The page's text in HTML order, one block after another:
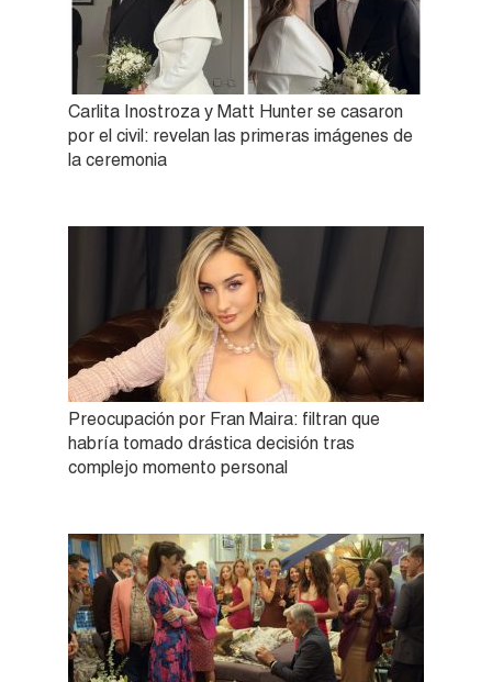
Carlita Inostroza y Matt Hunter se casaron
por el civil: revelan las primeras imágenes de
la ceremonia
Preocupación por Fran Maira: filtran que
habría tomado drástica decisión tras
complejo momento personal